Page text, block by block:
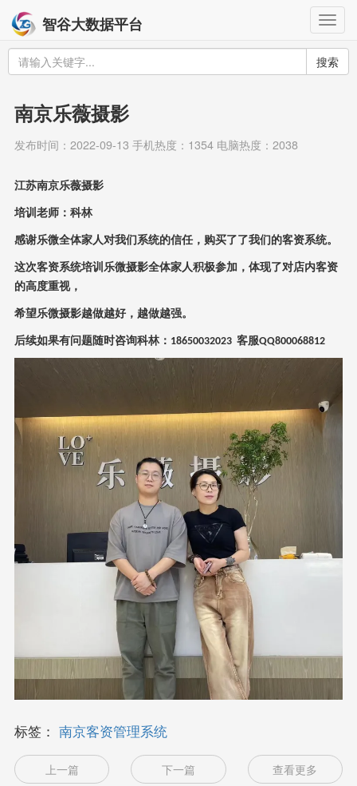
智谷大数据平台
搜索
南京乐薇摄影
发布时间：2022-09-13 手机热度：1354 电脑热度：2038
江苏南京乐薇摄影
培训老师：科林
感谢乐微全体家人对我们系统的信任，购买了了我们的客资系统。
这次客资系统培训乐微摄影全体家人积极参加，体现了对店内客资
的高度重视，
希望乐微摄影越做越好，越做越强。
后续如果有问题随时咨询科林： 18650032023 客服QQ800068812
标签： 南京客资管理系统
上一篇 下一篇 查看更多